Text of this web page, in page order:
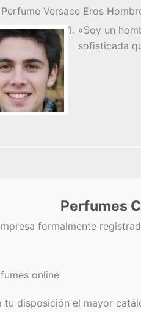
Perfume Versace Eros
«Soy un
sofisticada
Perfumes
formalmente
online
tu disposición el mayor